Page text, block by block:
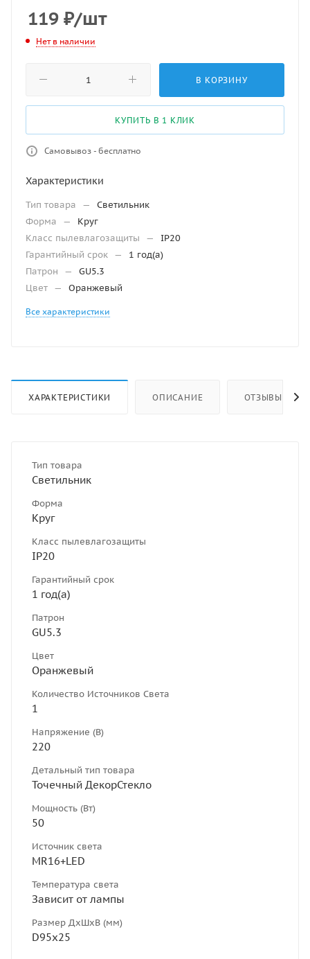
119 ₽/шт
Нет в наличии
В КОРЗИНУ
КУПИТЬ В 1 КЛИК
Самовывоз - бесплатно
Характеристики
Тип товара —
Светильник
Форма
—
Круг
Класс пылевлагозащиты
—
IP20
Гарантийный срок —
1 год(а)
Патрон
—
GU5.3
Цвет — Оранжевый
Все характеристики
ХАРАКТЕРИСТИКИ ОПИСАНИЕ ОТЗЫВЫ
Тип товара
Светильник
Форма
Круг
Класс пылевлагозащиты
IP20
Гарантийный срок
1 год(а)
Патрон
GU5.3
Цвет
Оранжевый
Количество Источников Света
1
Напряжение (В)
220
Детальный тип товара
Точечный ДекорСтекло
Мощность (Вт)
50
Источник света
MR16+LED
Температура света
Зависит от лампы
Размер ДхШхВ (мм)
D95х25